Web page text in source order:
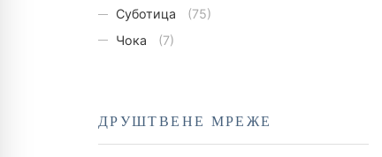
Суботица
(75)
Чока
(7)
ДРУШТВЕНЕ МРЕЖЕ